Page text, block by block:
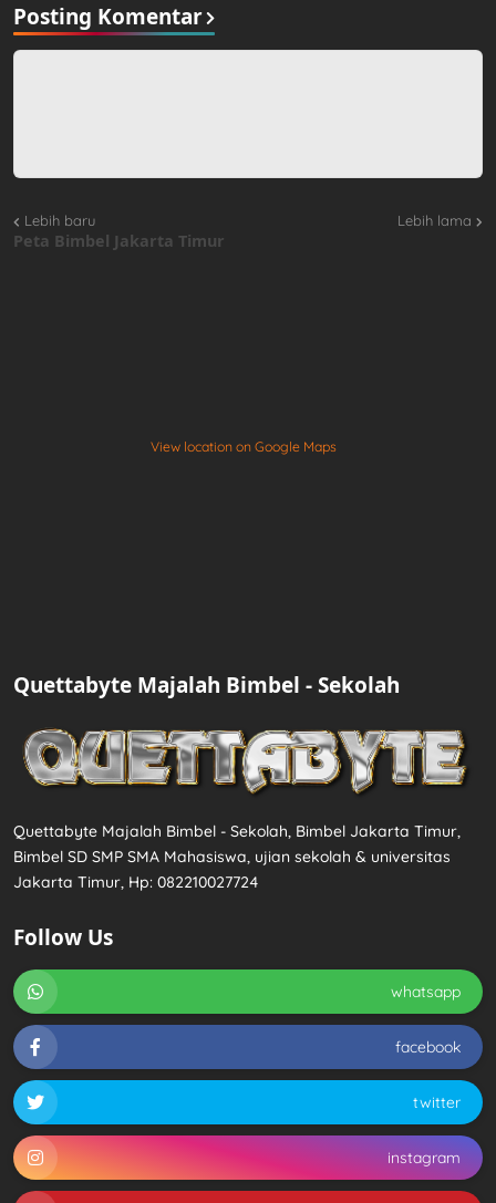
Posting Komentar
Lebih baru Lebih lama
Peta Bimbel Jakarta Timur
View location on Google Maps
Quettabyte Majalah Bimbel - Sekolah
Quettabyte Majalah Bimbel - Sekolah, Bimbel Jakarta Timur,
Bimbel SD SMP SMA Mahasiswa, ujian sekolah & universitas
Jakarta Timur, Hp: 082210027724
Follow Us
whatsapp
facebook
twitter
instagram